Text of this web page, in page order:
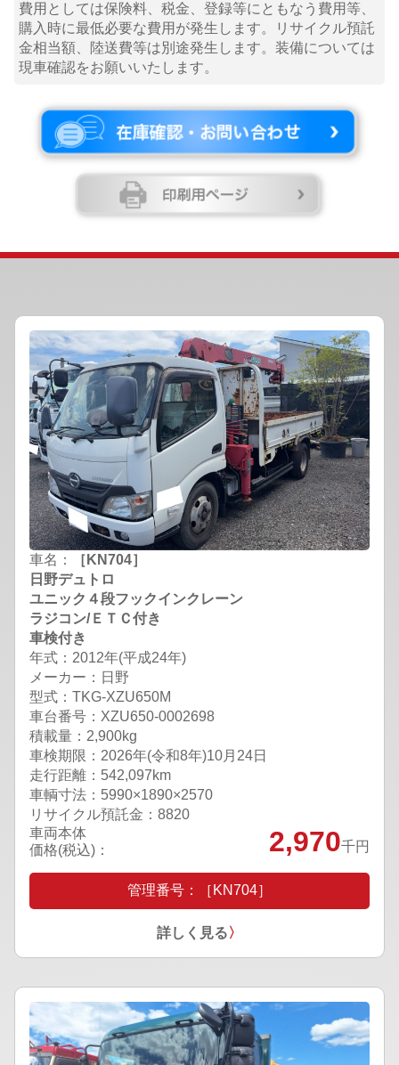
費用としては保険料、税金、登録等にともなう費用等、
購入時に最低必要な費用が発生します。リサイクル預託
金相当額、陸送費等は別途発生します。装備については
現車確認をお願いいたします。
車名：
［KN704］
日野デュトロ
ユニック４段フックインクレーン
ラジコン/ＥＴＣ付き
車検付き
年式：2012年(平成24年)
メーカー：日野
型式：TKG-XZU650M
車台番号：XZU650-0002698
積載量：2,900kg
車検期限： 2026年(令和8年)10月24日
走行距離：542,097km
車輌寸法：5990×1890×2570
リサイクル預託金：8820
車両本体
価格(税込)：
2,970千円
管理番号：［KN704］
詳しく見る〉